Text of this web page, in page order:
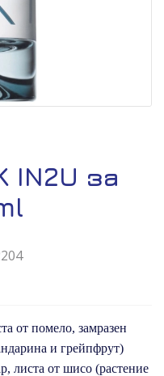
IN2U за
от помело, замразен
и грейпфрут)
листа от шисо (растение